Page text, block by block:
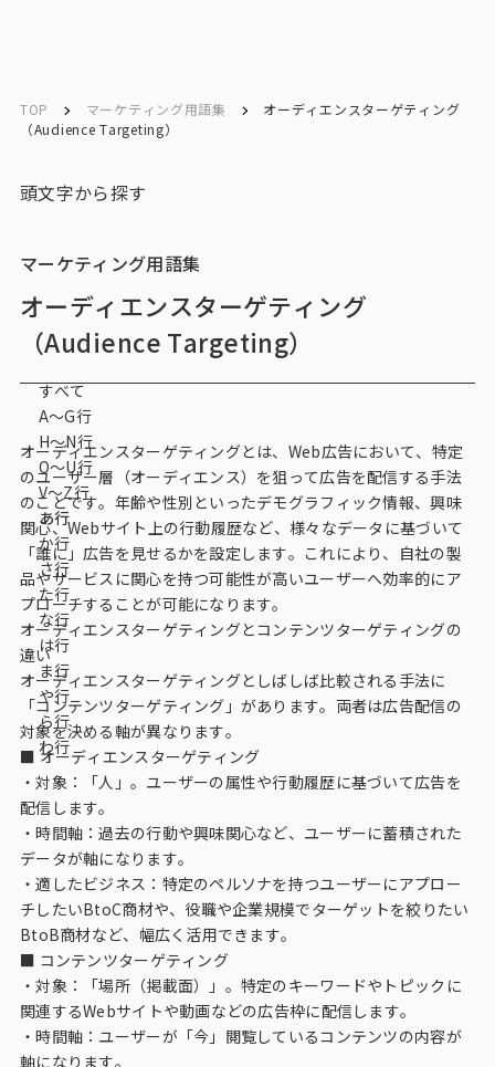
トップ
サービストップ
マーケティングリサーチ
データベース
データ解析・予測
マーケティング支援
マーケティングDX
課題から探す
市場・顧客理解に関する課題
戦略設計に関する課題
商品／サービス開発に関する課題
施策実行に関する課題
モニタリング／フォローに関する課題
インテージの海外調査
TOP マーケティング用語集
オーディエンスターゲティング
（Audience Targeting）
頭文字から探す
すべて
A〜G行
H〜N行
O〜U行
V～Z行
あ行
か行
さ行
た行
な行
は行
ま行
や行
ら行
わ行
マーケティング用語集
オーディエンスターゲティング
（Audience Targeting）
オーディエンスターゲティングとは、Web広告において、特定
のユーザー層（オーディエンス）を狙って広告を配信する手法
のことです。年齢や性別といったデモグラフィック情報、興味
関心、Webサイト上の行動履歴など、様々なデータに基づいて
「誰に」広告を見せるかを設定します。これにより、自社の製
品やサービスに関心を持つ可能性が高いユーザーへ効率的にア
プローチすることが可能になります。
オーディエンスターゲティングとコンテンツターゲティングの
違い
オーディエンスターゲティングとしばしば比較される手法に
「コンテンツターゲティング」があります。両者は広告配信の
対象を決める軸が異なります。
■ オーディエンスターゲティング
・対象：「人」。ユーザーの属性や行動履歴に基づいて広告を
配信します。
・時間軸：過去の行動や興味関心など、ユーザーに蓄積された
データが軸になります。
・適したビジネス：特定のペルソナを持つユーザーにアプロー
チしたいBtoC商材や、役職や企業規模でターゲットを絞りたい
BtoB商材など、幅広く活用できます。
■ コンテンツターゲティング
・対象：「場所（掲載面）」。特定のキーワードやトピックに
関連するWebサイトや動画などの広告枠に配信します。
・時間軸：ユーザーが「今」閲覧しているコンテンツの内容が
軸になります。